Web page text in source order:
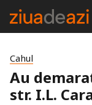
Cahul
Au
str. I.L.